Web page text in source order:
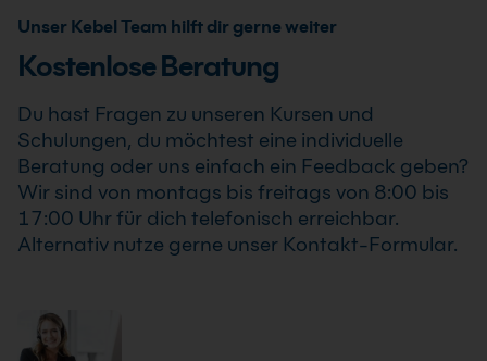
als Online-Firmenschulung durchgeführt werden.
Inhalte, Prozesse und Schwerpunkte passen wir
Unternehmens an.
Unser Kebel Team hilft dir gerne weiter
Kostenlose Beratung
Du hast Fragen zu unseren Kursen und
Schulungen, du möchtest eine individuelle
Beratung oder uns einfach ein Feedback geben?
Wir sind von montags bis freitags von 8:00 bis
17:00 Uhr für dich telefonisch erreichbar.
Alternativ nutze gerne unser Kontakt-Formular.